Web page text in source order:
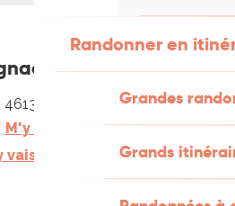
Randonner en
Grandes
Grands
46130 Gagnac-sur-Cère
M'y rendre
vais en train !